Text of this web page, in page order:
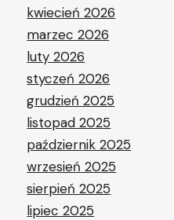
kwiecień 2026
marzec 2026
luty 2026
styczeń 2026
grudzień 2025
listopad 2025
październik 2025
wrzesień 2025
sierpień 2025
lipiec 2025